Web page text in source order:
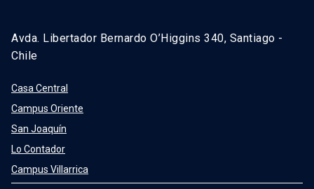
Avda. Libertador Bernardo O’Higgins 340, Santiago -
Chile
Casa Central
Campus Oriente
San Joaquín
Lo Contador
Campus Villarrica